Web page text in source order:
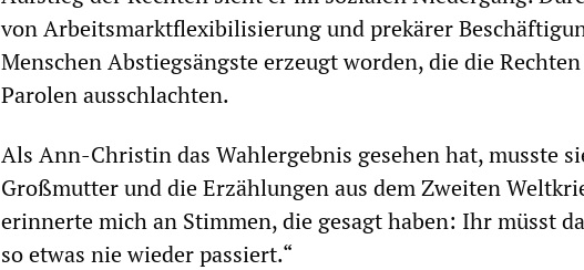
von Arbeitsmarktflexibilisierung und prekärer
Menschen Abstiegsängste erzeugt worden, die die
Parolen ausschlachten.
Als Ann-Christin das Wahlergebnis gesehen hat, musste
Großmutter und die Erzählungen aus dem Zweiten
erinnerte mich an Stimmen, die gesagt haben: Ihr müsst
so etwas nie wieder passiert.“